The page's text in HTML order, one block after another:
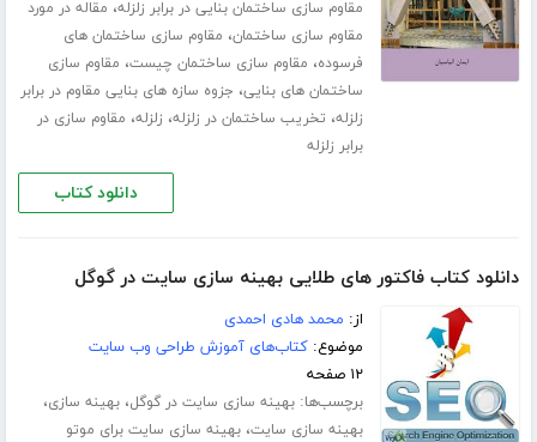
مقاوم سازی ساختمان بنایی در برابر زلزله، مقاله در مورد
مقاوم سازی ساختمان، مقاوم سازی ساختمان های
فرسوده، مقاوم سازی ساختمان چیست، مقاوم سازی
ساختمان های بنایی، جزوه سازه های بنایی مقاوم در برابر
زلزله، تخریب ساختمان در زلزله، زلزله، مقاوم سازی در
برابر زلزله
دانلود کتاب
دانلود کتاب فاکتور های طلایی بهینه سازی سایت در گوگل
از: محمد هادی احمدی
موضوع:کتاب‌های آموزش طراحی وب سایت
۱۲ صفحه
برچسب‌ها:بهینه سازی سایت در گوگل،بهینه سازی،
بهینه سازی سایت،بهینه سازی سایت برای موتو